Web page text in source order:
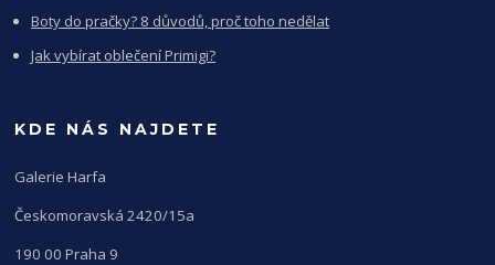
Boty do pračky? 8 důvodů, proč toho nedělat
Jak vybírat oblečení Primigi?
KDE NÁS NAJDETE
Galerie Harfa
Českomoravská 2420/15a
190 00 Praha 9